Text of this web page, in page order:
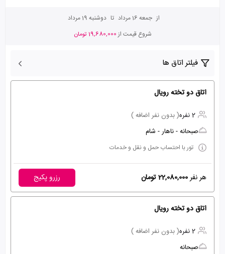
از جمعه 16 مرداد تا دوشنبه 19 مرداد
شروع قیمت از19,680,000 تومان
فیلتر اتاق ها
اتاق دو تخته رویال
2 نفره
( بدون نفر اضافه )
صبحانه - ناهار - شام
تور با احتساب حمل و نقل و خدمات
هر نفر22,080,000 تومان رزرو پکیج
اتاق دو تخته رویال
2 نفره
( بدون نفر اضافه )
صبحانه